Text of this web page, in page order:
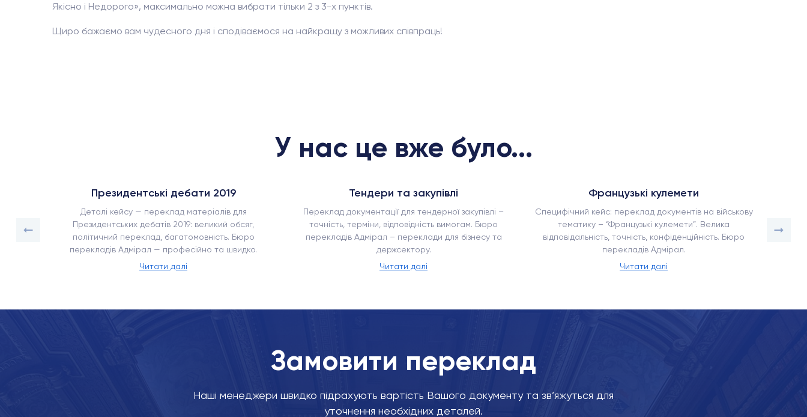
Якісно і Недорого», максимально можна вибрати тільки 2 з 3-х пунктів.
Щиро бажаємо вам чудесного дня і сподіваємося на найкращу з можливих співпраць!
У нас це вже було...
Президентські дебати 2019
Деталі кейсу — переклад матеріалів для
Президентських дебатів 2019: великий обсяг,
політичний переклад, багатомовність. Бюро
перекладів Адмірал — професійно та швидко.
Читати далі
Тендери та закупівлі
Переклад документації для тендерної закупівлі –
точність, терміни, відповідність вимогам. Бюро
перекладів Адмірал – переклади для бізнесу та
держсектору.
Читати далі
Французькі кулемети
Специфічний кейс: переклад документів на військову
тематику – “Французькі кулемети”. Велика
відповідальність, точність, конфіденційність. Бюро
перекладів Адмірал.
Читати далі
Замовити переклад
Наші менеджери швидко підрахують вартість Вашого документу та зв’яжуться для
уточнення необхідних деталей.